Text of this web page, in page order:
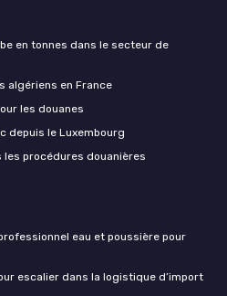
en tonnes dans le secteur de
algériens en France
les douanes
depuis le Luxembourg
les procédures douanières
eau et poussière pour
escalier dans la logistique d’import